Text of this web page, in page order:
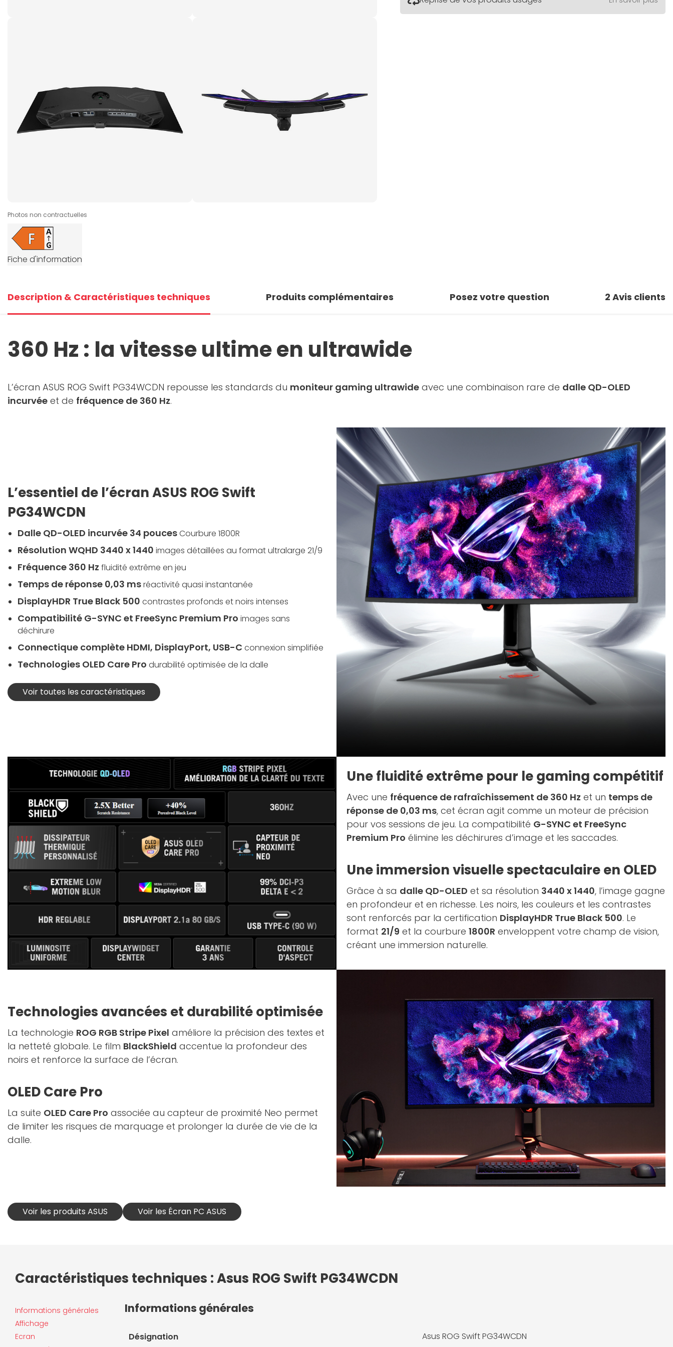
Photos non contractuelles
Fiche d'information
Description & Caractéristiques techniques Produits complémentaires Posez votre question 2 Avis clients
360 Hz : la vitesse ultime en ultrawide
L’écran ASUS ROG Swift PG34WCDN repousse les standards du moniteur gaming ultrawide avec une combinaison rare de dalle QD-OLED
incurvée et de fréquence de 360 Hz.
L’essentiel de l’écran ASUS ROG Swift
PG34WCDN
Dalle QD-OLED incurvée 34 poucesCourbure 1800R
Résolution WQHD 3440 x 1440 images détaillées au format ultralarge 21/9
Fréquence 360 Hz fluidité extrême en jeu
Temps de réponse 0,03 msréactivité quasi instantanée
DisplayHDR True Black 500 contrastes profonds et noirs intenses
Compatibilité G-SYNC et FreeSync Premium Pro images sans
déchirure
Connectique complète HDMI, DisplayPort, USB-C connexion simplifiée
Technologies OLED Care Pro durabilité optimisée de la dalle
Voir toutes les caractéristiques
Une fluidité extrême pour le gaming compétitif
Avec une fréquence de rafraîchissement de 360 Hz et un temps de
réponse de 0,03 ms, cet écran agit comme un moteur de précision
pour vos sessions de jeu. La compatibilité G-SYNC et FreeSync
Premium Pro élimine les déchirures d’image et les saccades.
Une immersion visuelle spectaculaire en OLED
Grâce à sa dalle QD-OLED et sa résolution 3440 x 1440, l’image gagne
en profondeur et en richesse. Les noirs, les couleurs et les contrastes
sont renforcés par la certification DisplayHDR True Black 500. Le
format 21/9 et la courbure 1800R enveloppent votre champ de vision,
créant une immersion naturelle.
Technologies avancées et durabilité optimisée
La technologie ROG RGB Stripe Pixel améliore la précision des textes et
la netteté globale. Le film BlackShield accentue la profondeur des
noirs et renforce la surface de l’écran.
OLED Care Pro
La suite OLED Care Pro associée au capteur de proximité Neo permet
de limiter les risques de marquage et prolonger la durée de vie de la
dalle.
Voir les produits ASUS Voir les Écran PC ASUS
Caractéristiques techniques : Asus ROG Swift PG34WCDN
Informations générales
Affichage
Ecran
Informations générales
Désignation Asus ROG Swift PG34WCDN